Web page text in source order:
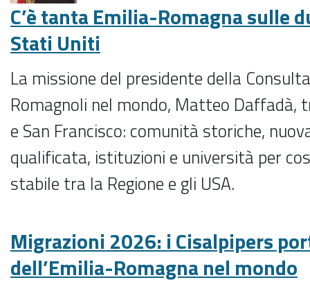
C’è tanta Emilia-Romagna sulle
Stati Uniti
La missione del presidente della
Romagnoli nel mondo, Matteo Daffadà,
e San Francisco: comunità storiche,
qualificata, istituzioni e università per
stabile tra la Regione e gli USA.
Migrazioni 2026: i Cisalpipers
dell’Emilia-Romagna nel mondo